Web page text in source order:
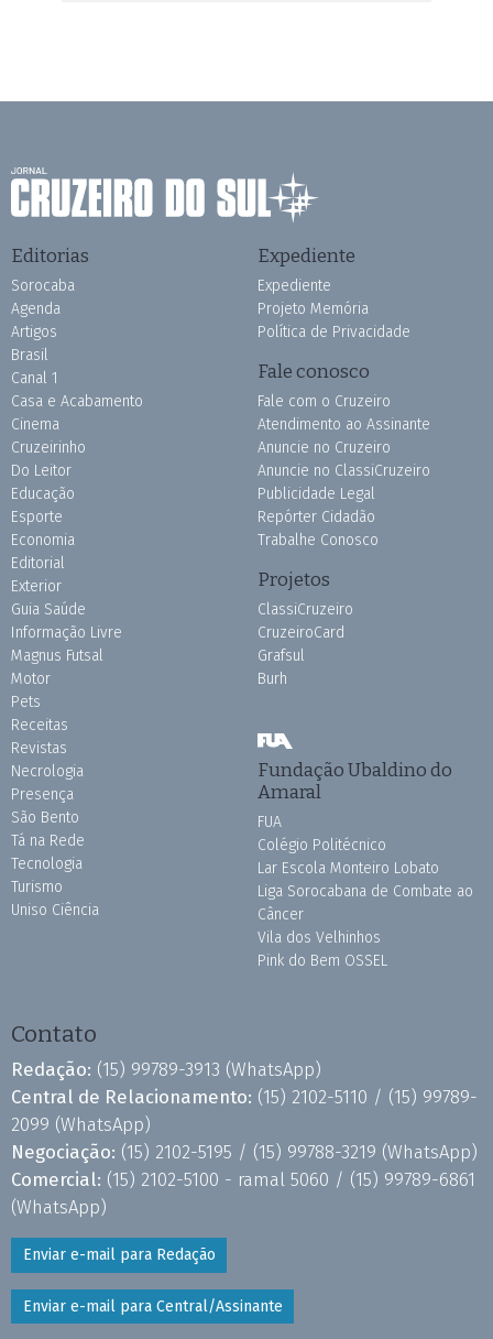
Editorias
Sorocaba
Agenda
Artigos
Brasil
Canal 1
Casa e Acabamento
Cinema
Cruzeirinho
Do Leitor
Educação
Esporte
Economia
Editorial
Exterior
Guia Saúde
Informação Livre
Magnus Futsal
Motor
Pets
Receitas
Revistas
Necrologia
Presença
São Bento
Tá na Rede
Tecnologia
Turismo
Uniso Ciência
Expediente
Expediente
Projeto Memória
Política de Privacidade
Fale conosco
Fale com o Cruzeiro
Atendimento ao Assinante
Anuncie no Cruzeiro
Anuncie no ClassiCruzeiro
Publicidade Legal
Repórter Cidadão
Trabalhe Conosco
Projetos
ClassiCruzeiro
CruzeiroCard
Grafsul
Burh
Fundação Ubaldino do
Amaral
FUA
Colégio Politécnico
Lar Escola Monteiro Lobato
Liga Sorocabana de Combate ao
Câncer
Vila dos Velhinhos
Pink do Bem OSSEL
Contato
Redação: (15) 99789-3913 (WhatsApp)
Central de Relacionamento: (15) 2102-5110 / (15) 99789-
2099 (WhatsApp)
Negociação: (15) 2102-5195 / (15) 99788-3219 (WhatsApp)
Comercial: (15) 2102-5100 - ramal 5060 / (15) 99789-6861
(WhatsApp)
Enviar e-mail para Redação
Enviar e-mail para Central/Assinante